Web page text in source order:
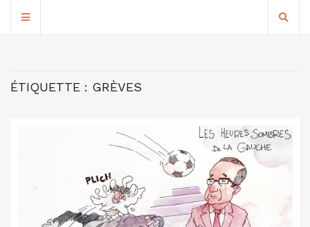
ÉTIQUETTE : GRÈVES